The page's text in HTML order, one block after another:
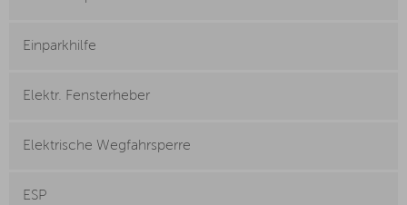
Einparkhilfe
Elektr. Fensterheber
Elektrische Wegfahrsperre
ESP